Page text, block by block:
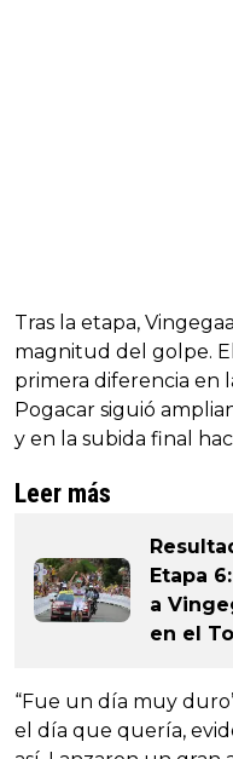
Tras la etapa,
magnitud del golpe.
primera diferencia en
Pogacar siguió
y en la subida final
Leer más
Etapa
a
en el
“Fue un día muy
el día que quería,